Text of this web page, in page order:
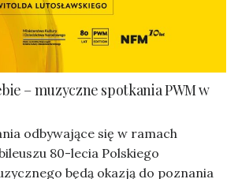
– muzyczne spotkania PWM w
odbywające się w ramach
80-lecia Polskiego
będą okazją do poznania